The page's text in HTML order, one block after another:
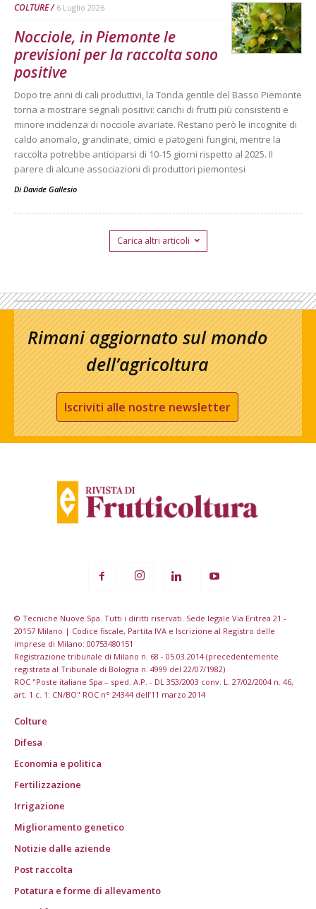
COLTURE 6 Luglio 2026
Nocciole, in Piemonte le
previsioni per la raccolta sono
positive
Dopo tre anni di cali produttivi, la Tonda gentile del Basso Piemonte
torna a mostrare segnali positivi: carichi di frutti più consistenti e
minore incidenza di nocciole avariate. Restano però le incognite di
caldo anomalo, grandinate, cimici e patogeni fungini, mentre la
raccolta potrebbe anticiparsi di 10-15 giorni rispetto al 2025. Il
parere di alcune associazioni di produttori piemontesi
Di Davide Gallesio
Carica altri articoli
Rimani aggiornato sul mondo
dell’agricoltura
Iscriviti alle nostre newsletter
© Tecniche Nuove Spa. Tutti i diritti riservati. Sede legale Via Eritrea 21 -
20157 Milano | Codice fiscale, Partita IVA e Iscrizione al Registro delle
imprese di Milano: 00753480151
Registrazione tribunale di Milano n. 68 - 05.03.2014 (precedentemente
registrata al Tribunale di Bologna n. 4999 del 22/07/1982)
ROC "Poste italiane Spa – sped. A.P. - DL 353/2003 conv. L. 27/02/2004 n. 46,
art. 1 c. 1: CN/BO" ROC n° 24344 dell’11 marzo 2014
Colture
Difesa
Economia e politica
Fertilizzazione
Irrigazione
Miglioramento genetico
Notizie dalle aziende
Post raccolta
Potatura e forme di allevamento